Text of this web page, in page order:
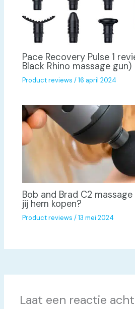
Pace Recovery Pulse 1
Black Rhino massage gun)
Product reviews /16 april 2024
Bob and Brad C2
jij hem kopen?
Product reviews /13 mei 2024
Laat een reactie